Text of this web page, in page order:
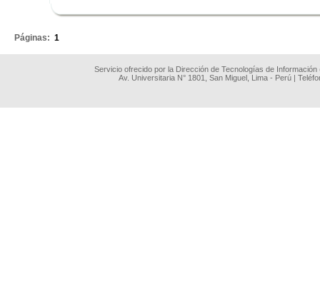
Páginas: 1
Servicio ofrecido por la Dirección de Tecnologías de
Av. Universitaria N° 1801, San Miguel, Lima - Perú |